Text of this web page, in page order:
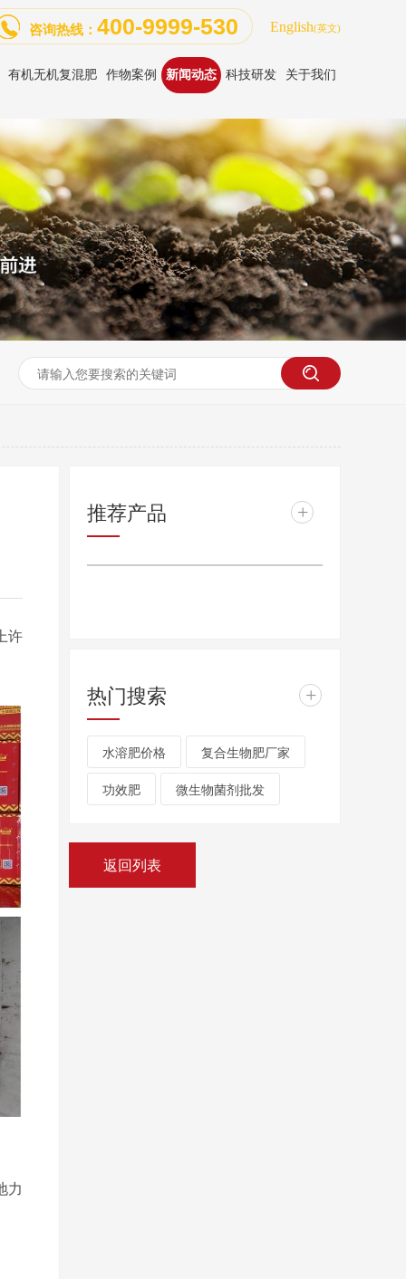
English(英文)
咨询热线： 400-9999-530
有机无机复混肥 作物案例 新闻动态 科技研发 关于我们
许
力
推荐产品 +
热门搜索 +
水溶肥价格 复合生物肥厂家
功效肥 微生物菌剂批发
返回列表